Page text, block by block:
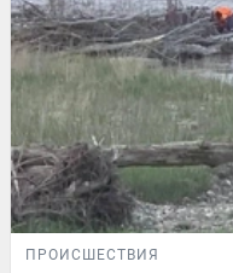
ПРОИСШЕСТВИЯ